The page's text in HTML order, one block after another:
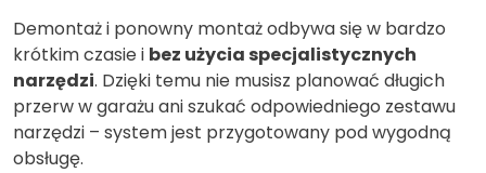
Demontaż i ponowny montaż odbywa się w bardzo
krótkim czasie i bez użycia specjalistycznych
narzędzi. Dzięki temu nie musisz planować długich
przerw w garażu ani szukać odpowiedniego zestawu
narzędzi – system jest przygotowany pod wygodną
obsługę.